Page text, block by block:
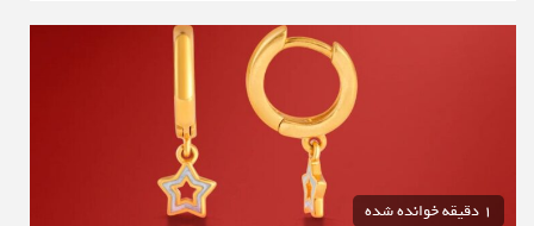
1 دقیقه خوانده شده